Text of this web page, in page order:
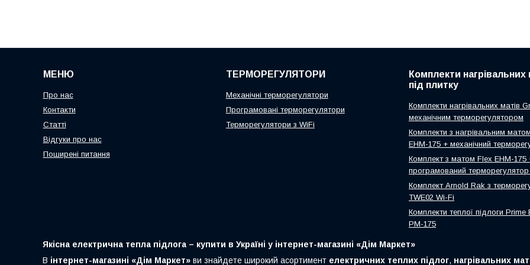
МЕНЮ
Про нас
Контакти
Статті
Відгуки про нас
Поширені питання
ТЕРМОРЕГУЛЯТОРИ
Механічні терморегулятори
Програмовані терморегулятори
Терморегулятори з WiFi
Комплекти нагрівальних
під плитку
Комплекти нагрівальних матів
механічним терморегулятором
Комплекти з нагрівальним
EHM-175 + механічний
Комплект з матом Flex EHM-175
програмований терморегулятор
Комплект Arnold Rak з
TWE02 Wi-Fi
Комплекти теплої підлоги Prime
PM-175
Якісна електрична тепла підлога – купити в Україні у інтернет-магазині «Дім Маркет»
В інтернет-магазині «Дім Маркет» ви знайдете широкий асортимент електричних теплих підлог, нагрівальних